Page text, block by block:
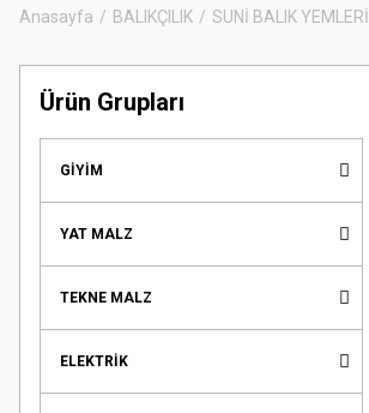
Anasayfa BALIKÇILIK SUNİ BALIK YEMLERİ
Ürün Grupları
GİYİM
YAT MALZ
TEKNE MALZ
ELEKTRİK